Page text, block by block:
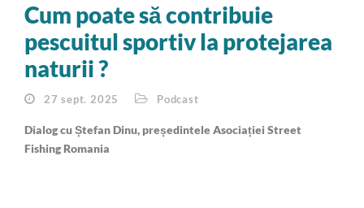
Cum poate să contribuie
pescuitul sportiv la protejarea
naturii ?
27 sept. 2025 Podcast
Dialog cu Ștefan Dinu, președintele Asociației Street
Fishing Romania